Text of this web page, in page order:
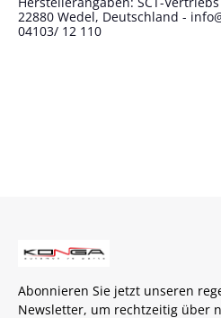
22880 Wedel, Deutschland -
04103/ 12 110
Abonnieren Sie jetzt unseren
Newsletter, um rechtzeitig über